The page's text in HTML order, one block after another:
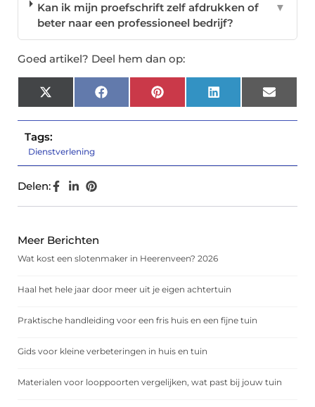
Kan ik mijn proefschrift zelf afdrukken of
beter naar een professioneel bedrijf?
▼
Goed artikel? Deel hem dan op:
X
(Twitter)
FacebookPinterest LinkedIn Email
Tags:
Dienstverlening
Delen:
Meer Berichten
Wat kost een slotenmaker in Heerenveen? 2026
Haal het hele jaar door meer uit je eigen achtertuin
Praktische handleiding voor een fris huis en een fijne tuin
Gids voor kleine verbeteringen in huis en tuin
Materialen voor looppoorten vergelijken, wat past bij jouw tuin